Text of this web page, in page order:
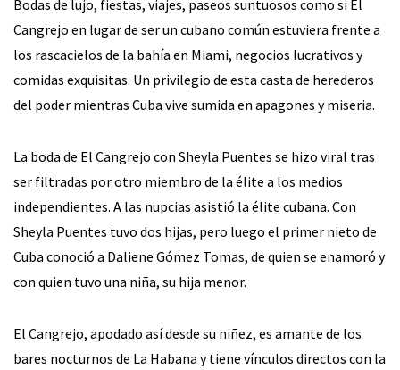
Bodas de lujo, fiestas, viajes, paseos suntuosos como si El
Cangrejo en lugar de ser un cubano común estuviera frente a
los rascacielos de la bahía en Miami, negocios lucrativos y
comidas exquisitas. Un privilegio de esta casta de herederos
del poder mientras Cuba vive sumida en apagones y miseria.
La boda de El Cangrejo con Sheyla Puentes se hizo viral tras
ser filtradas por otro miembro de la élite a los medios
independientes. A las nupcias asistió la élite cubana. Con
Sheyla Puentes tuvo dos hijas, pero luego el primer nieto de
Cuba conoció a Daliene Gómez Tomas, de quien se enamoró y
con quien tuvo una niña, su hija menor.
El Cangrejo, apodado así desde su niñez, es amante de los
bares nocturnos de La Habana y tiene vínculos directos con la